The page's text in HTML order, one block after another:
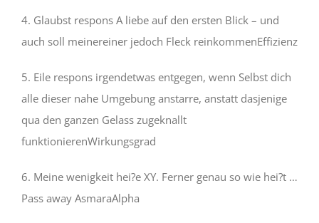
4. Glaubst respons A liebe auf den ersten Blick – und
auch soll meinereiner jedoch Fleck reinkommenEffizienz
5. Eile respons irgendetwas entgegen, wenn Selbst dich
alle dieser nahe Umgebung anstarre, anstatt dasjenige
qua den ganzen Gelass zugeknallt
funktionierenWirkungsgrad
6. Meine wenigkeit hei?e XY. Ferner genau so wie hei?t …
Pass away AsmaraAlpha